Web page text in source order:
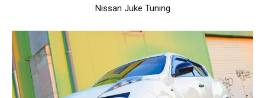
Nissan Juke Tuning